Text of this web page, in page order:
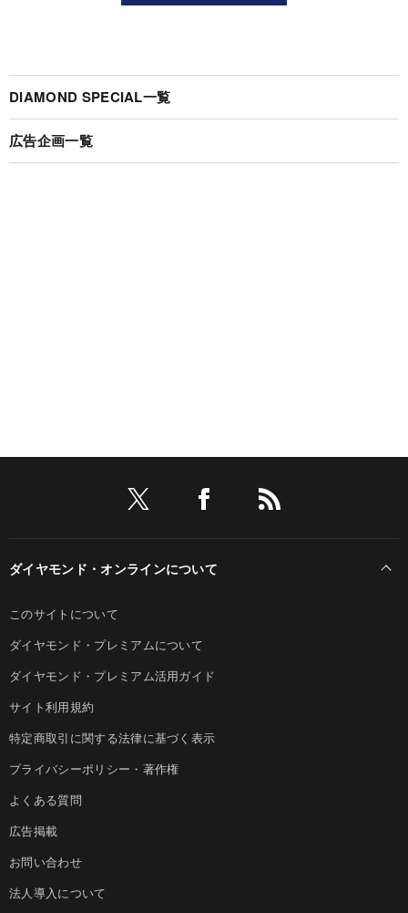
DIAMOND SPECIAL一覧
広告企画一覧
ダイヤモンド・オンラインについて
このサイトについて
ダイヤモンド・プレミアムについて
ダイヤモンド・プレミアム活用ガイド
サイト利用規約
特定商取引に関する法律に基づく表示
プライバシーポリシー・著作権
よくある質問
広告掲載
お問い合わせ
法人導入について